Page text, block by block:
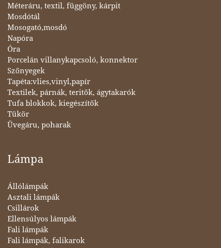
Méteráru, textil, függöny, kárpit
Mosdótál
Mosogató,mosdó
Napóra
Óra
Porcelán villanykapcsoló, konnektor
Szőnyegek
Tapéta:vlies,vinyl,papír
Textilek, párnák, teritők, ágytakarók
Tufa blokkok, kiegészítők
Tükör
Üvegáru, poharak
Lámpa
Állólámpák
Asztali lámpák
Csillárok
Ellensúlyos lámpák
Fali lámpák
Fali lámpák, falikarok